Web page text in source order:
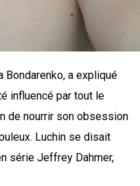
Bondarenko, a expliqué
influencé par tout le
de nourrir son obsession
Luchin se disait
série Jeffrey Dahmer,